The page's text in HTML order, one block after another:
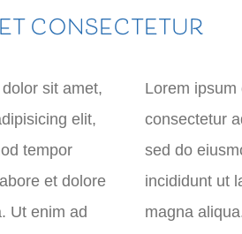
CONSECTETUR
sit amet,
elit,
tempor
et dolore
Ut enim ad
Lorem ipsum
consectetur
sed do
incididunt ut
magna